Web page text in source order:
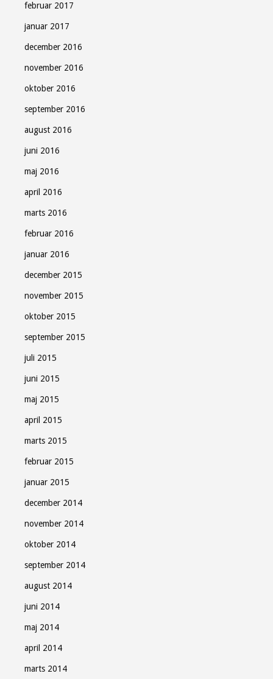
februar 2017
januar 2017
december 2016
november 2016
oktober 2016
september 2016
august 2016
juni 2016
maj 2016
april 2016
marts 2016
februar 2016
januar 2016
december 2015
november 2015
oktober 2015
september 2015
juli 2015
juni 2015
maj 2015
april 2015
marts 2015
februar 2015
januar 2015
december 2014
november 2014
oktober 2014
september 2014
august 2014
juni 2014
maj 2014
april 2014
marts 2014